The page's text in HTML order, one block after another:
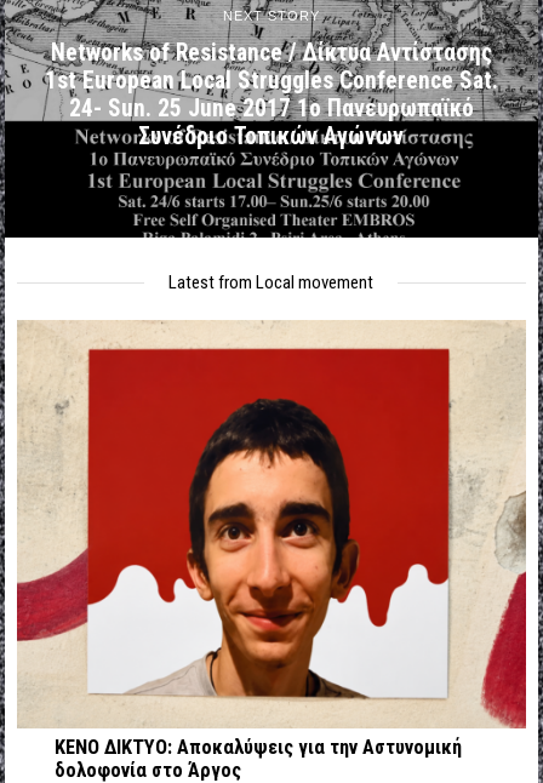
NEXT STORY
Networks of Resistance / Δίκτυα Αντίστασης
1st European Local Struggles Conference Sat.
24- Sun. 25 June 2017 1ο Πανευρωπαϊκό
Συνέδριο Τοπικών Αγώνων
Latest from Local movement
ΚΕΝΟ ΔΙΚΤΥΟ: Αποκαλύψεις για την Αστυνομική
δολοφονία στο Άργος